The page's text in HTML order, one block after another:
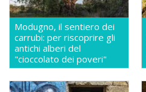
Modugno, il sentiero dei
carrubi: per riscoprire gli
antichi alberi del
"cioccolato dei poveri"